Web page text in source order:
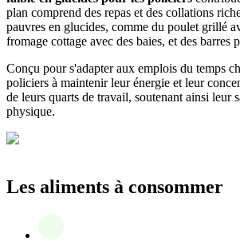
plan comprend des repas et des collations
pauvres en glucides, comme du poulet grillé
fromage cottage avec des baies, et des barres
Conçu pour s'adapter aux emplois du temps
policiers à maintenir leur énergie et leur
de leurs quarts de travail, soutenant ainsi leur
physique.
Les aliments à consommer